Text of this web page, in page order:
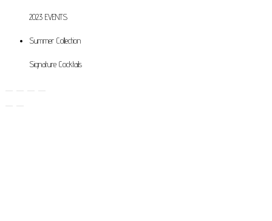
2023 EVENTS
Summer Collection
Signature Cocktails